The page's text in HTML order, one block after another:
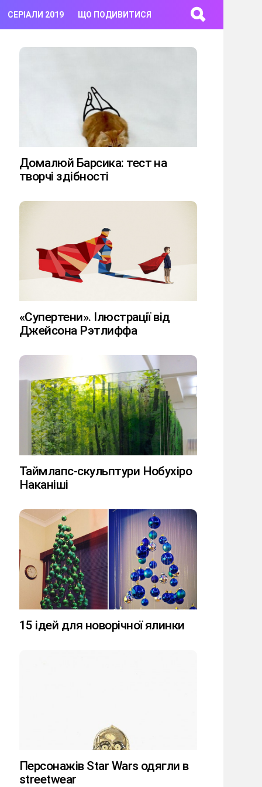
СЕРІАЛИ 2019 ЩО ПОДИВИТИСЯ
Домалюй Барсика: тест на
творчі здібності
«Супертени». Ілюстрації від
Джейсона Рэтлиффа
Таймлапс-скульптури Нобухіро
Наканіші
15 ідей для новорічної ялинки
Персонажів Star Wars одягли в
streetwear